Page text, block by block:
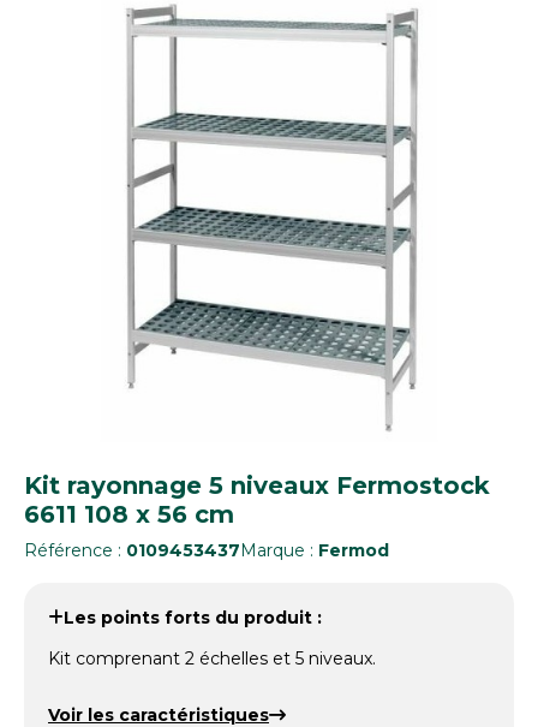
Kit rayonnage 5 niveaux Fermostock
6611 108 x 56 cm
Référence : 0109453437Marque : Fermod
Les points forts du produit :
Kit comprenant 2 échelles et 5 niveaux.
Voir les caractéristiques